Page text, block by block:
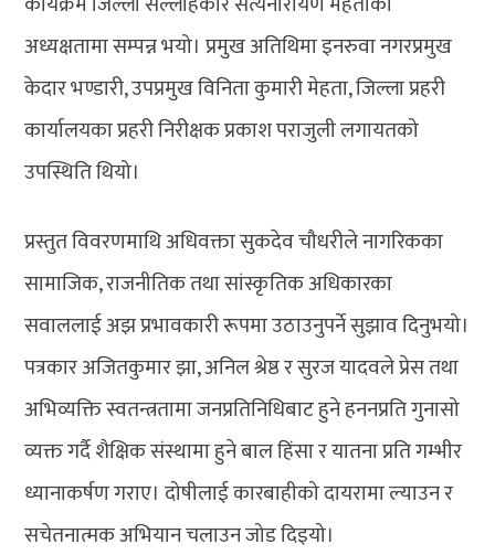
अध्यक्षतामा सम्पन्न भयो। प्रमुख अतिथिमा इनरुवा नगरप्रमुख
केदार भण्डारी, उपप्रमुख विनिता कुमारी मेहता, जिल्ला प्रहरी
कार्यालयका प्रहरी निरीक्षक प्रकाश पराजुली लगायतको
उपस्थिति थियो।
प्रस्तुत विवरणमाथि अधिवक्ता सुकदेव चौधरीले नागरिकका
सामाजिक, राजनीतिक तथा सांस्कृतिक अधिकारका
सवाललाई अझ प्रभावकारी रूपमा उठाउनुपर्ने सुझाव दिनुभयो।
पत्रकार अजितकुमार झा, अनिल श्रेष्ठ र सुरज यादवले प्रेस तथा
अभिव्यक्ति स्वतन्त्रतामा जनप्रतिनिधिबाट हुने हननप्रति गुनासो
व्यक्त गर्दै शैक्षिक संस्थामा हुने बाल हिंसा र यातना प्रति गम्भीर
ध्यानाकर्षण गराए। दोषीलाई कारबाहीको दायरामा ल्याउन र
सचेतनात्मक अभियान चलाउन जोड दिइयो।